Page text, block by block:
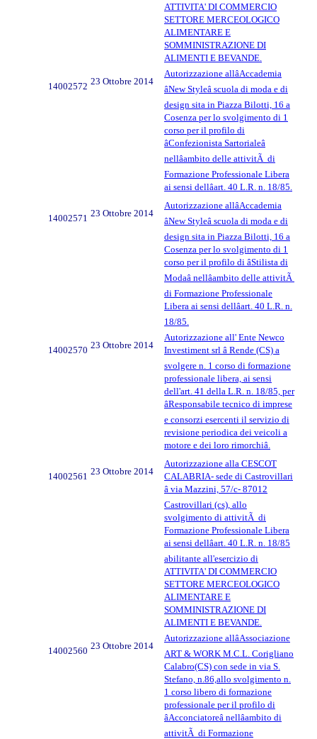
ATTIVITA' DI COMMERCIO
SETTORE MERCEOLOGICO
ALIMENTARE E
SOMMINISTRAZIONE DI
ALIMENTI E BEVANDE.
14002572 23 Ottobre 2014
Autorizzazione allâAccademia
âNew Styleâ scuola di moda e di
design sita in Piazza Bilotti, 16 a
Cosenza per lo svolgimento di 1
corso per il profilo di
âConfezionista Sartorialeâ
nellâambito delle attivitÃ di
Formazione Professionale Libera
ai sensi dellâart. 40 L.R. n. 18/85.
14002571 23 Ottobre 2014
Autorizzazione allâAccademia
âNew Styleâ scuola di moda e di
design sita in Piazza Bilotti, 16 a
Cosenza per lo svolgimento di 1
corso per il profilo di âStilista di
Modaâ nellâambito delle attivitÃ
di Formazione Professionale
Libera ai sensi dellâart. 40 L.R. n.
18/85.
14002570 23 Ottobre 2014
Autorizzazione all' Ente Newco
Investiment srl â Rende (CS) a
svolgere n. 1 corso di formazione
professionale libera, ai sensi
dell'art. 41 della L.R. n. 18/85, per
âResponsabile tecnico di imprese
e consorzi esercenti il servizio di
revisione periodica dei veicoli a
motore e dei loro rimorchiâ.
14002561 23 Ottobre 2014
Autorizzazione alla CESCOT
CALABRIA- sede di Castrovillari
â via Mazzini, 57/c- 87012
Castrovillari (cs), allo
svolgimento di attivitÃ di
Formazione Professionale Libera
ai sensi dellâart. 40 L.R. n. 18/85
abilitante all'esercizio di
ATTIVITA' DI COMMERCIO
SETTORE MERCEOLOGICO
ALIMENTARE E
SOMMINISTRAZIONE DI
ALIMENTI E BEVANDE.
14002560 23 Ottobre 2014
Autorizzazione allâAssociazione
ART & WORK M.C.L. Corigliano
Calabro(CS) con sede in via S.
Stefano, n.86,allo svolgimento n.
1 corso libero di formazione
professionale per il profilo di
âAcconciatoreâ nellâambito di
attivitÃ di Formazione